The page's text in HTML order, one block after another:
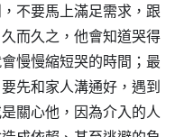
不要馬上滿足需求，跟
而久之，他會知道哭得
慢慢縮短哭的時間；最
先和家人溝通好，遇到
關心他，因為介入的人